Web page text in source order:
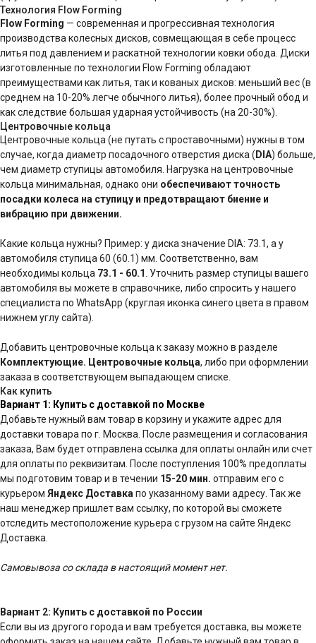
Технология Flow Forming
Flow Forming — современная и прогрессивная технология
производства колесных дисков, совмещающая в себе процесс
литья под давлением и раскатной технологии ковки обода. Диски
изготовленные по технологии Flow Forming обладают
преимуществами как литья, так и кованых дисков: меньший вес (в
среднем на 10-20% легче обычного литья), более прочный обод и
как следствие большая ударная устойчивость (на 20-30%).
Центровочные кольца
Центровочные кольца (не путать с проставочными) нужны в том
случае, когда диаметр посадочного отверстия диска ( DIA) больше,
чем диаметр ступицы автомобиля. Нагрузка на центровочные
кольца минимальная, однако они обеспечивают точность
посадки колеса на ступицу и предотвращают биение и
вибрацию при движении.
Какие кольца нужны? Пример: у диска значение DIA: 73.1, а у
автомобиля ступица 60 (60.1) мм. Соответственно, вам
необходимы кольца 73.1 - 60.1. Уточнить размер ступицы вашего
автомобиля вы можете в справочнике, либо спросить у нашего
специалиста по WhatsApp (круглая иконка синего цвета в правом
нижнем углу сайта).
Добавить центровочные кольца к заказу можно в разделе
Комплектующие. Центровочные кольца, либо при оформлении
заказа в соответствующем выпадающем списке.
Как купить
Вариант 1: Купить с доставкой по Москве
Добавьте нужный вам товар в корзину и укажите адрес для
доставки товара по г. Москва. После размещения и согласования
заказа, Вам будет отправлена ссылка для оплаты онлайн или счет
для оплаты по реквизитам. После поступления 100% предоплаты
мы подготовим товар и в течении 15-20 мин. отправим его с
курьером Яндекс Доставкапо указанному вами адресу. Так же
наш менеджер пришлет вам ссылку, по которой вы сможете
отследить местоположение курьера с грузом на сайте Яндекс
Доставка.
Самовывоза со склада в настоящий момент нет.
Вариант 2: Купить с доставкой по России
Если вы из другого города и вам требуется доставка, вы можете